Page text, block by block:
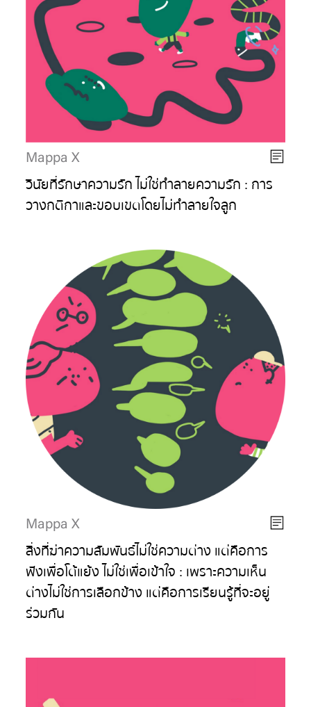
Mappa X
วินัยที่รักษาความรัก ไม่ใช่ทำลายความรัก : การ
วางกติกาและขอบเขตโดยไม่ทำลายใจลูก
Mappa X
สิ่งที่ฆ่าความสัมพันธ์ไม่ใช่ความต่าง แต่คือการ
ฟังเพื่อโต้แย้ง ไม่ใช่เพื่อเข้าใจ : เพราะความเห็น
ต่างไม่ใช่การเลือกข้าง แต่คือการเรียนรู้ที่จะอยู่
ร่วมกัน